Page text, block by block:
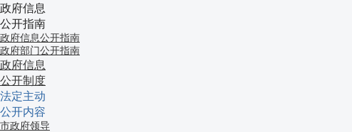
政府信息
公开指南
政府信息公开指南
政府部门公开指南
政府信息
公开制度
法定主动
公开内容
市政府领导